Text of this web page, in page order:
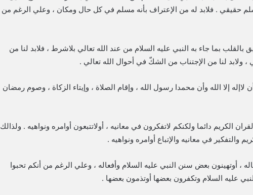
حقيقي . فلابد له من الإعتراف بأنه مسلم في كل حال ومكان ، وعلي الرغم من
بما جاء به النبي عليه السلام من عند الله تعالي بلاشرط ، فلابد لنا من
، ولابد لنا من الإجتناب من الشكّ في أحوال الله تعالي .
إلا الله وأن محمدا رسول الله ، وإقام الصلاة ، وإيتاء الزكاة ، وصوم رمضان
الكريم دائما ولكنكم لاتفكرون في معانيه ، أولاتتبعون أوامره ونواهيه . ولذالك
والتفكير في معانيه والإتباع أوامره ونواهيه .
، أوتهينون بعض سنن النبي عليه السلام وأفعاله ، وعلي الرغم من أنكم تحبوا
عليه السلام وتكفرون بعضها أوتذمون بعضها .